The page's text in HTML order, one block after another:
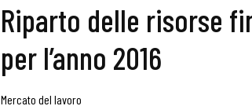
Riparto delle risorse
per l’anno 2016
Mercato del lavoro